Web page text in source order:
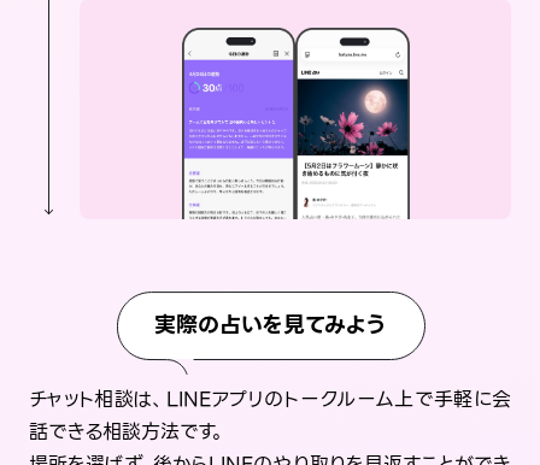
実際の占いを見てみよう
チャット相談は、LINEアプリのトークルーム上で手軽に会
話できる相談方法です。